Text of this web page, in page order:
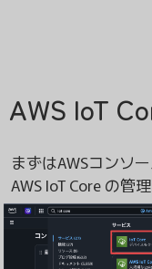
AWS IoT
まずはAWSコンソ